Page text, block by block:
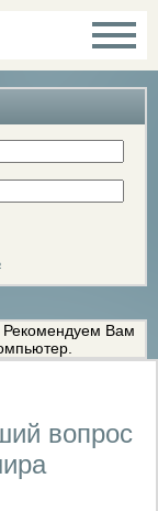
Рекомендуем Вам
вопрос